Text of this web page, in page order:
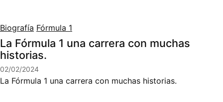
Biografía Fórmula 1
La Fórmula 1 una carrera con muchas
historias.
02/02/2024
La Fórmula 1 una carrera con muchas historias.